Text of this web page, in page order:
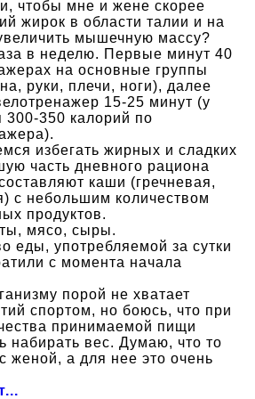
чтобы мне и жене скорее
жирок в области талии и на
мышечную массу?
в неделю. Первые минут 40
на основные группы
руки, плечи, ноги), далее
15-25 минут (у
350 калорий по
избегать жирных и сладких
часть дневного рациона
каши (гречневая,
с небольшим количеством
продуктов.
мясо, сыры.
еды, употребляемой за сутки
с момента начала
порой не хватает
спортом, но боюсь, что при
принимаемой пищи
набирать вес. Думаю, что то
женой, а для нее это очень